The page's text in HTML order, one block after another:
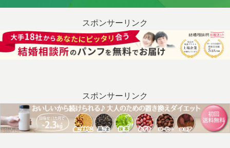
スポンサーリンク
スポンサーリンク